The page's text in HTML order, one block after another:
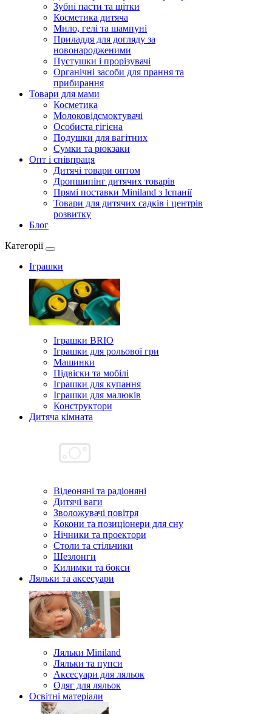
Зубні пасти та щітки
Косметика дитяча
Мило, гелі та шампуні
Приладдя для догляду за
новонародженими
Пустушки і прорізувачі
Органічні засоби для прання та
прибирання
Товари для мами
Косметика
Молоковідсмоктувачі
Особиста гігієна
Подушки для вагітних
Сумки та рюкзаки
Опт і співпраця
Дитячі товари оптом
Дропшипінг дитячих товарів
Прямі поставки Miniland з Іспанії
Товари для дитячих садків і центрів
розвитку
Блог
Категорії
Іграшки
Іграшки BRIO
Іграшки для рольової гри
Машинки
Підвіски та мобілі
Іграшки для купання
Іграшки для малюків
Конструктори
Дитяча кімната
Відеоняні та радіоняні
Дитячі ваги
Зволожувачі повітря
Кокони та позиціонери для сну
Нічники та проектори
Столи та стільчики
Шезлонги
Килимки та бокси
Ляльки та аксесуари
Ляльки Miniland
Ляльки та пупси
Аксесуари для ляльок
Одяг для ляльок
Освітні матеріали